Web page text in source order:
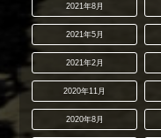
2021年8月
2021年5月
2021年2月
2020年11月
2020年8月